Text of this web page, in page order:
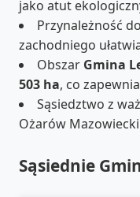
jako atut
Przynależność
zachodniego
Obszar Gmina
503 ha, co
Sąsiedztwo z
Ożarów
Sąsiednie